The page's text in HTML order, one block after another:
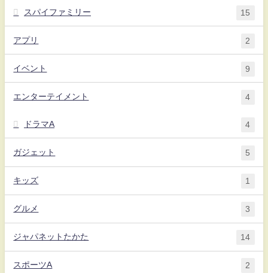
スパイファミリー 15
アプリ 2
イベント 9
エンターテイメント 4
ドラマA 4
ガジェット 5
キッズ 1
グルメ 3
ジャパネットたかた 14
スポーツA 2